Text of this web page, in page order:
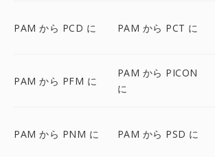
PAM から PCD に PAM から PCT に
PAM から PFM に
PAM から PICON
に
PAM から PNM に PAM から PSD に